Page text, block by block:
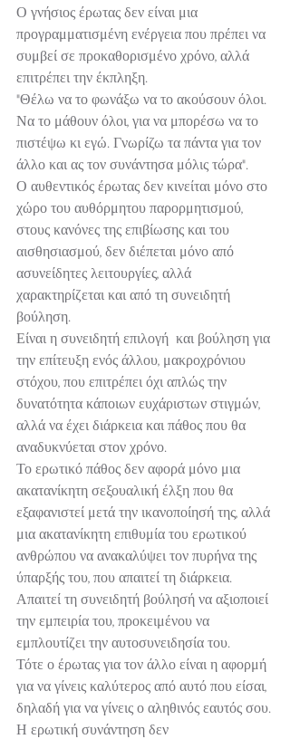
Ο γνήσιος έρωτας δεν είναι μια
προγραμματισμένη ενέργεια που πρέπει να
συμβεί σε προκαθορισμένο χρόνο, αλλά
επιτρέπει την έκπληξη.
"Θέλω να το φωνάξω να το ακούσουν όλοι.
Να το μάθουν όλοι, για να μπορέσω να το
πιστέψω κι εγώ. Γνωρίζω τα πάντα για τον
άλλο και ας τον συνάντησα μόλις τώρα".
Ο αυθεντικός έρωτας δεν κινείται μόνο στο
χώρο του αυθόρμητου παρορμητισμού,
στους κανόνες της επιβίωσης και του
αισθησιασμού, δεν διέπεται μόνο από
ασυνείδητες λειτουργίες, αλλά
χαρακτηρίζεται και από τη συνειδητή
βούληση.
Είναι η συνειδητή επιλογή  και βούληση για
την επίτευξη ενός άλλου, μακροχρόνιου
στόχου, που επιτρέπει όχι απλώς την
δυνατότητα κάποιων ευχάριστων στιγμών,
αλλά να έχει διάρκεια και πάθος που θα
αναδυκνύεται στον χρόνο.
Το ερωτικό πάθος δεν αφορά μόνο μια
ακατανίκητη σεξουαλική έλξη που θα
εξαφανιστεί μετά την ικανοποίησή της, αλλά
μια ακατανίκητη επιθυμία του ερωτικού
ανθρώπου να ανακαλύψει τον πυρήνα της
ύπαρξής του, που απαιτεί τη διάρκεια.
Απαιτεί τη συνειδητή βούλησή να αξιοποιεί
την εμπειρία του, προκειμένου να
εμπλουτίζει την αυτοσυνειδησία του.
Τότε ο έρωτας για τον άλλο είναι η αφορμή
για να γίνεις καλύτερος από αυτό που είσαι,
δηλαδή για να γίνεις ο αληθινός εαυτός σου.
Η ερωτική συνάντηση δεν